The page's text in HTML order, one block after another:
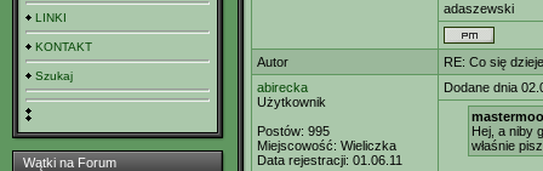
LINKI
KONTAKT
Szukaj
Wątki na Forum
adaszewski
Autor
RE: Co się
abirecka
Użytkownik
Postów: 995
Miejscowość: Wieliczka
Data rejestracji: 01.06.11
Dodane dnia
Hej, a niby
właśnie